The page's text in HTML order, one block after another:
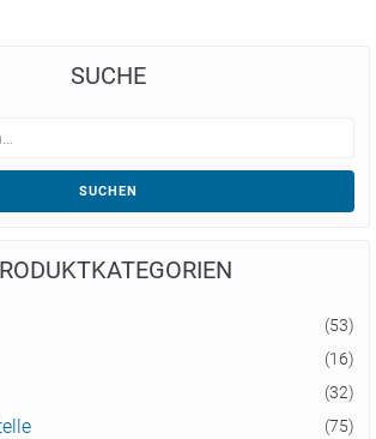
SUCHE
SUCHEN
(53)
(16)
(32)
(75)